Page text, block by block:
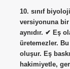
10. sınıf
versiyonuna bir
aynıdır. ✔ Eş
üretemezler.
oluşur. Eş
hakimiyetle,